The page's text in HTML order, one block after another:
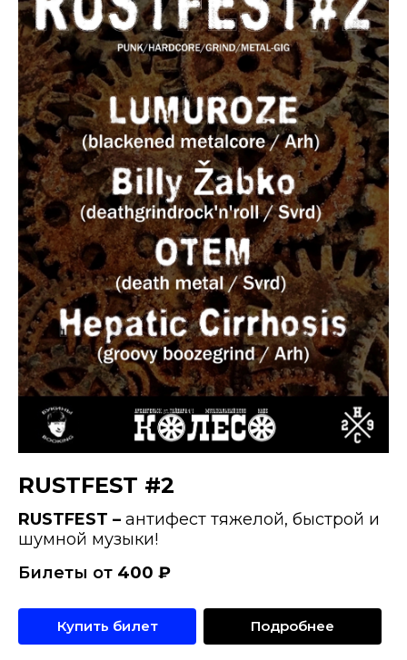
RUSTFEST #2
RUSTFEST – антифест тяжелой, быстрой и
шумной музыки!
Билеты от 400 ₽
Купить билет Подробнее